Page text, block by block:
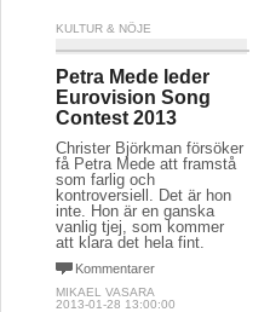
KULTUR & NÖJE
Petra Mede leder
Eurovision Song
Contest 2013
Christer Björkman försöker
få Petra Mede att framstå
som farlig och
kontroversiell. Det är hon
inte. Hon är en ganska
vanlig tjej, som kommer
att klara det hela fint.
Kommentarer
MIKAEL VASARA
2013-01-28 13:00:00